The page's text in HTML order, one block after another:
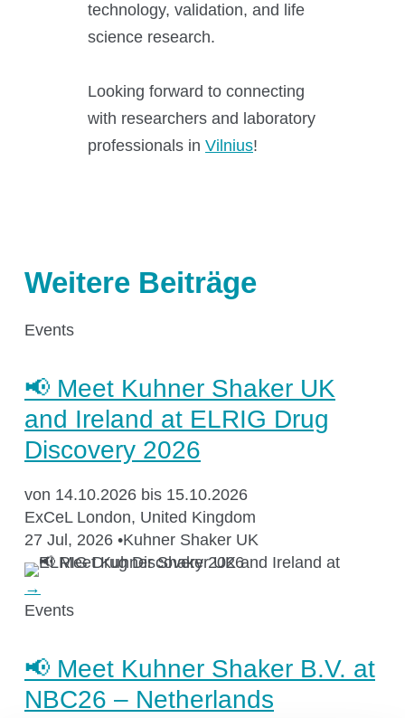
Shaking Technology Forum
Kuhner Seminare und Schulungen
Kuhner ScienceNotes
OTR Calculator
Über Kühner
Geschichte
Kuhner Life
Karriere
Labore und Schulungsstandorte
News & Media
Downloadcenter
Newsroom
technology, validation, and life
science research.
Looking forward to connecting
with researchers and laboratory
professionals in Vilnius!
Weitere Beiträge
Events
📢 Meet Kuhner Shaker UK
and Ireland at ELRIG Drug
Discovery 2026
von 14.10.2026 bis 15.10.2026
ExCeL London, United Kingdom
27 Jul, 2026 •Kuhner Shaker UK
→
Events
📢 Meet Kuhner Shaker B.V. at
NBC26 – Netherlands